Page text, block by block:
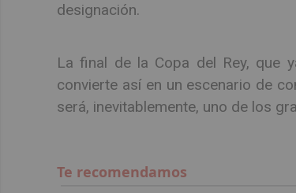
designación.
La final de la Copa del Rey, que
convierte así en un escenario de
será, inevitablemente, uno de los